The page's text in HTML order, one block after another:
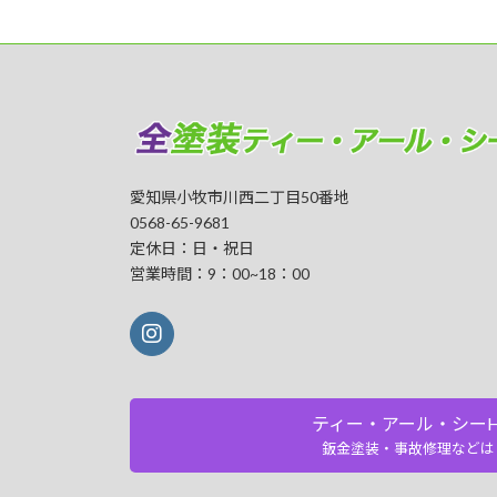
愛知県小牧市川西二丁目50番地
0568-65-9681
定休日：日・祝日
営業時間：9：00~18：00
ティー・アール・シー
鈑金塗装・事故修理など